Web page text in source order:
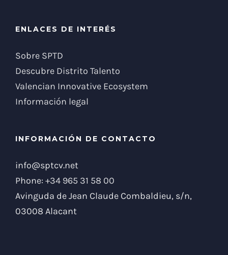
ENLACES DE INTERÉS
Sobre SPTD
Descubre Distrito Talento
Valencian Innovative Ecosystem
Información legal
INFORMACIÓN DE CONTACTO
info@sptcv.net
Phone: +34 965 31 58 00
Avinguda de Jean Claude Combaldieu, s/n,
03008 Alacant